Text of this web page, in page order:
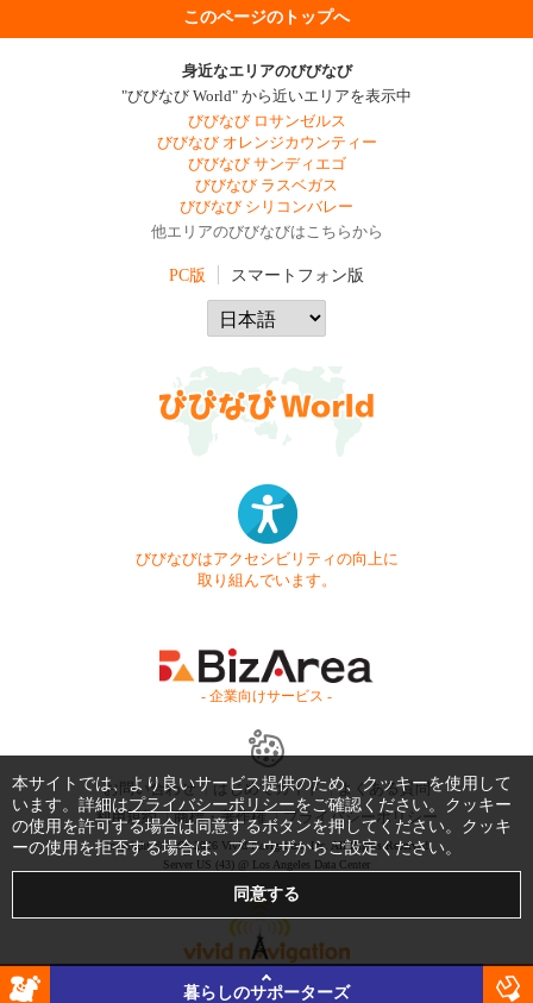
このページのトップへ
身近なエリアのびびなび
"びびなび World" から近いエリアを表示中
びびなび ロサンゼルス
びびなび オレンジカウンティー
びびなび サンディエゴ
びびなび ラスベガス
びびなび シリコンバレー
他エリアのびびなびはこちらから
PC版 スマートフォン版
びびなびはアクセシビリティの向上に
取り組んでいます。
- 企業向けサービス -
お問い合わせ はじめてガイド
よくある質問
利用規約
商標・著作権 プライバシーポリシー
Copyright © 1999-2026 Vivid Navigation, Inc. All Rights Reserved.
Server US (43) @ Los Angeles Data Center
暮らしのサポーターズ
本サイトでは、より良いサービス提供のため、クッキーを使用して
います。詳細はプライバシーポリシーをご確認ください。クッキー
の使用を許可する場合は同意するボタンを押してください。クッキ
ーの使用を拒否する場合は、ブラウザからご設定ください。